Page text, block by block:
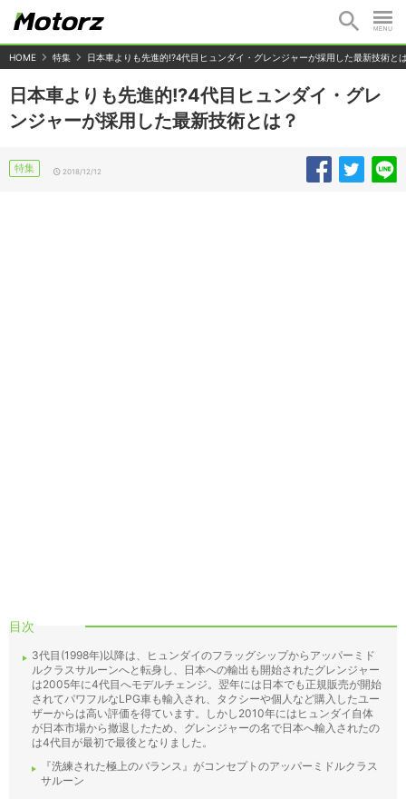
HOME 特集 日本車よりも先進的!?4代目ヒュンダイ・グレンジャーが採用した最新技術と
日本車よりも先進的!?4代目ヒュンダイ・グレ
ンジャーが採用した最新技術とは？
特集 2018/12/12
目次
3代目(1998年)以降は、ヒュンダイのフラッグシップからアッパーミド
ルクラスサルーンへと転身し、日本への輸出も開始されたグレンジャー
は2005年に4代目へモデルチェンジ。翌年には日本でも正規販売が開始
されてパワフルなLPG車も輸入され、タクシーや個人など購入したユー
ザーからは高い評価を得ています。しかし2010年にはヒュンダイ自体
が日本市場から撤退したため、グレンジャーの名で日本へ輸入されたの
は4代目が最初で最後となりました。
『洗練された極上のバランス』がコンセプトのアッパーミドルクラス
サルーン